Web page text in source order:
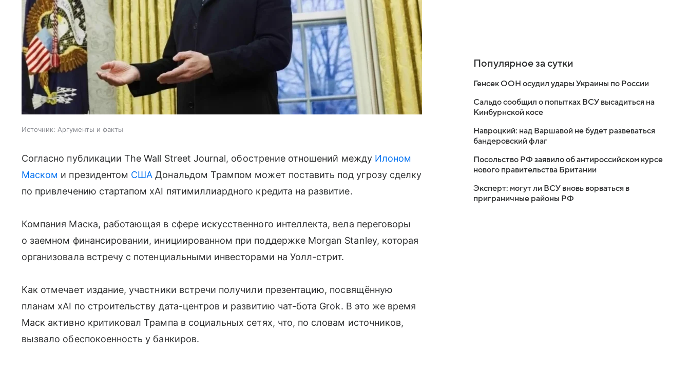
Источник: Аргументы и факты
Согласно публикации The Wall Street Journal, обострение отношений между Илоном
Маском и президентом США Дональдом Трампом может поставить под угрозу сделку
по привлечению стартапом xAI пятимиллиардного кредита на развитие.
Компания Маска, работающая в сфере искусственного интеллекта, вела переговоры
о заемном финансировании, инициированном при поддержке Morgan Stanley, которая
организовала встречу с потенциальными инвесторами на Уолл-стрит.
Как отмечает издание, участники встречи получили презентацию, посвящённую
планам xAI по строительству дата-центров и развитию чат-бота Grok. В это же время
Маск активно критиковал Трампа в социальных сетях, что, по словам источников,
вызвало обеспокоенность у банкиров.
Популярное за сутки
Генсек ООН осудил удары Украины по России
Сальдо сообщил о попытках ВСУ высадиться на
Кинбурнской косе
Навроцкий: над Варшавой не будет развеваться
бандеровский флаг
Посольство РФ заявило об антироссийском курсе
нового правительства Британии
Эксперт: могут ли ВСУ вновь ворваться в
приграничные районы РФ